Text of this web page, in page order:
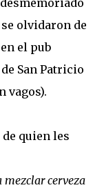
olvidaron de
el pub
San Patricio
vagos).
quien les
mezclar cerveza